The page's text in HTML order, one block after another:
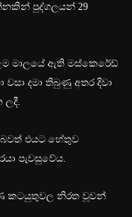
පුද්ගලයන් 29
මාලයේ ඇති මස්කෙරේඩ්
වසා දමා තිබුණු අතර දිවා
එයට හේතුව
පැවසුවේය.
කටයුතුවල නිරත වූවන්